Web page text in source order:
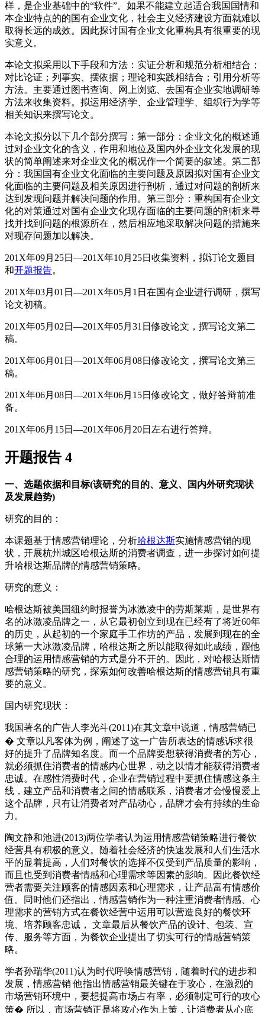
样，是企业基础中的“软件”。如果不能建立起适合我国国情和
本企业特点的的国有企业文化，社会主义经济建设方面就难以
取得长远的成效。因此探讨国有企业文化重构具有很重要的现
实意义。
本论文拟采用以下手段和方法：实证分析和规范分析相结合；
对比论证；列事实、摆依据；理论和实践相结合；引用分析等
方法。主要通过图书查询、网上浏览、去国有企业实地调研等
方法来收集资料。拟运用经济学、企业管理学、组织行为学等
相关知识来撰写论文。
本论文拟分以下几个部分撰写：第一部分：企业文化的概述通
过对企业文化的含义，作用和地位及国内外企业文化发展的现
状的简单阐述来对企业文化的概况作一个简要的叙述。第二部
分：我国国有企业文化面临的主要问题及原因拟对国有企业文
化面临的主要问题及相关原因进行剖析，通过对问题的剖析来
达到发现问题并解决问题的作用。第三部分：重构国有企业文
化的对策通过对国有企业文化现存面临的主要问题的剖析来寻
找并找到问题的根源所在，然后相应地采取解决问题的措施来
对现存问题加以解决。
201X年09月25日—201X年10月25日收集资料，拟订论文题目
和开题报告。
201X年03月01日—201X年05月1日在国有企业进行调研，撰写
论文初稿。
201X年05月02日—201X年05月31日修改论文，撰写论文第二
稿。
201X年06月01日—201X年06月08日修改论文，撰写论文第三
稿。
201X年06月08日—201X年06月15日修改论文，做好答辩前准
备。
201X年06月15日—201X年06月20日左右进行答辩。
开题报告 4
一、选题依据和目标(该研究的目的、意义、国内外研究现状
及发展趋势)
研究的目的：
本课题基于情感营销理论，分析哈根达斯实施情感营销的现
状，开展杭州城区哈根达斯的消费者调查，进一步探讨如何提
升哈根达斯品牌的情感营销策略。
研究的意义：
哈根达斯被美国纽约时报誉为冰激凌中的劳斯莱斯，是世界有
名的冰激凌品牌之一，从它最初创立到现在已经有了将近60年
的历史，从起初的一个家庭手工作坊的产品，发展到现在的全
球第一大冰激凌品牌，哈根达斯之所以能取得如此成绩，跟他
合理的运用情感营销的方式是分不开的。因此，对哈根达斯情
感营销策略的研究，探索如何改善哈根达斯的情感营销具有重
要的意义。
国内研究现状：
我国著名的广告人李光斗(2011)在其文章中说道，情感营销已
� 文章以凡客体为例，阐述了这一广告所表达的情感诉求很
好的提升了品牌知名度。而一个品牌要想获得消费者的芳心，
就必须抓住消费者的情感内心世界，动之以情才能获得消费者
忠诚。在感性消费时代，企业在营销过程中要抓住情感这条主
线，建立产品和消费者之间的情感联系，消费者才会慢慢爱上
这个品牌，只有让消费者对产品动心，品牌才会有持续的生命
力。
陶文静和池进(2013)两位学者认为运用情感营销策略进行餐饮
经营具有积极的意义。随着社会经济的快速发展和人们生活水
平的显着提高，人们对餐饮的选择不仅受到产品质量的影响，
而且也受到消费者情感和心理需求等因素的影响。因此餐饮经
营者需要关注顾客的情感因素和心理需求，让产品富有情感价
值。同时他们还指出，情感营销作为一种注重消费者情感、心
理需求的营销方式在餐饮经营中运用可以营造良好的餐饮环
境、培养顾客忠诚， 文章最后从餐饮产品的设计、包装、宣
传、服务等方面，为餐饮企业提出了切实可行的情感营销策
略。
学者孙瑞华(2011)认为时代呼唤情感营销，随着时代的进步和
发展，情感营销 他指出情感营销最关键在于攻心，在激烈的
市场营销环境中，要想提高市场占有率，必须制定可行的攻心
策� 所以，市场营销正是将攻心作为上策，让消费者从心底